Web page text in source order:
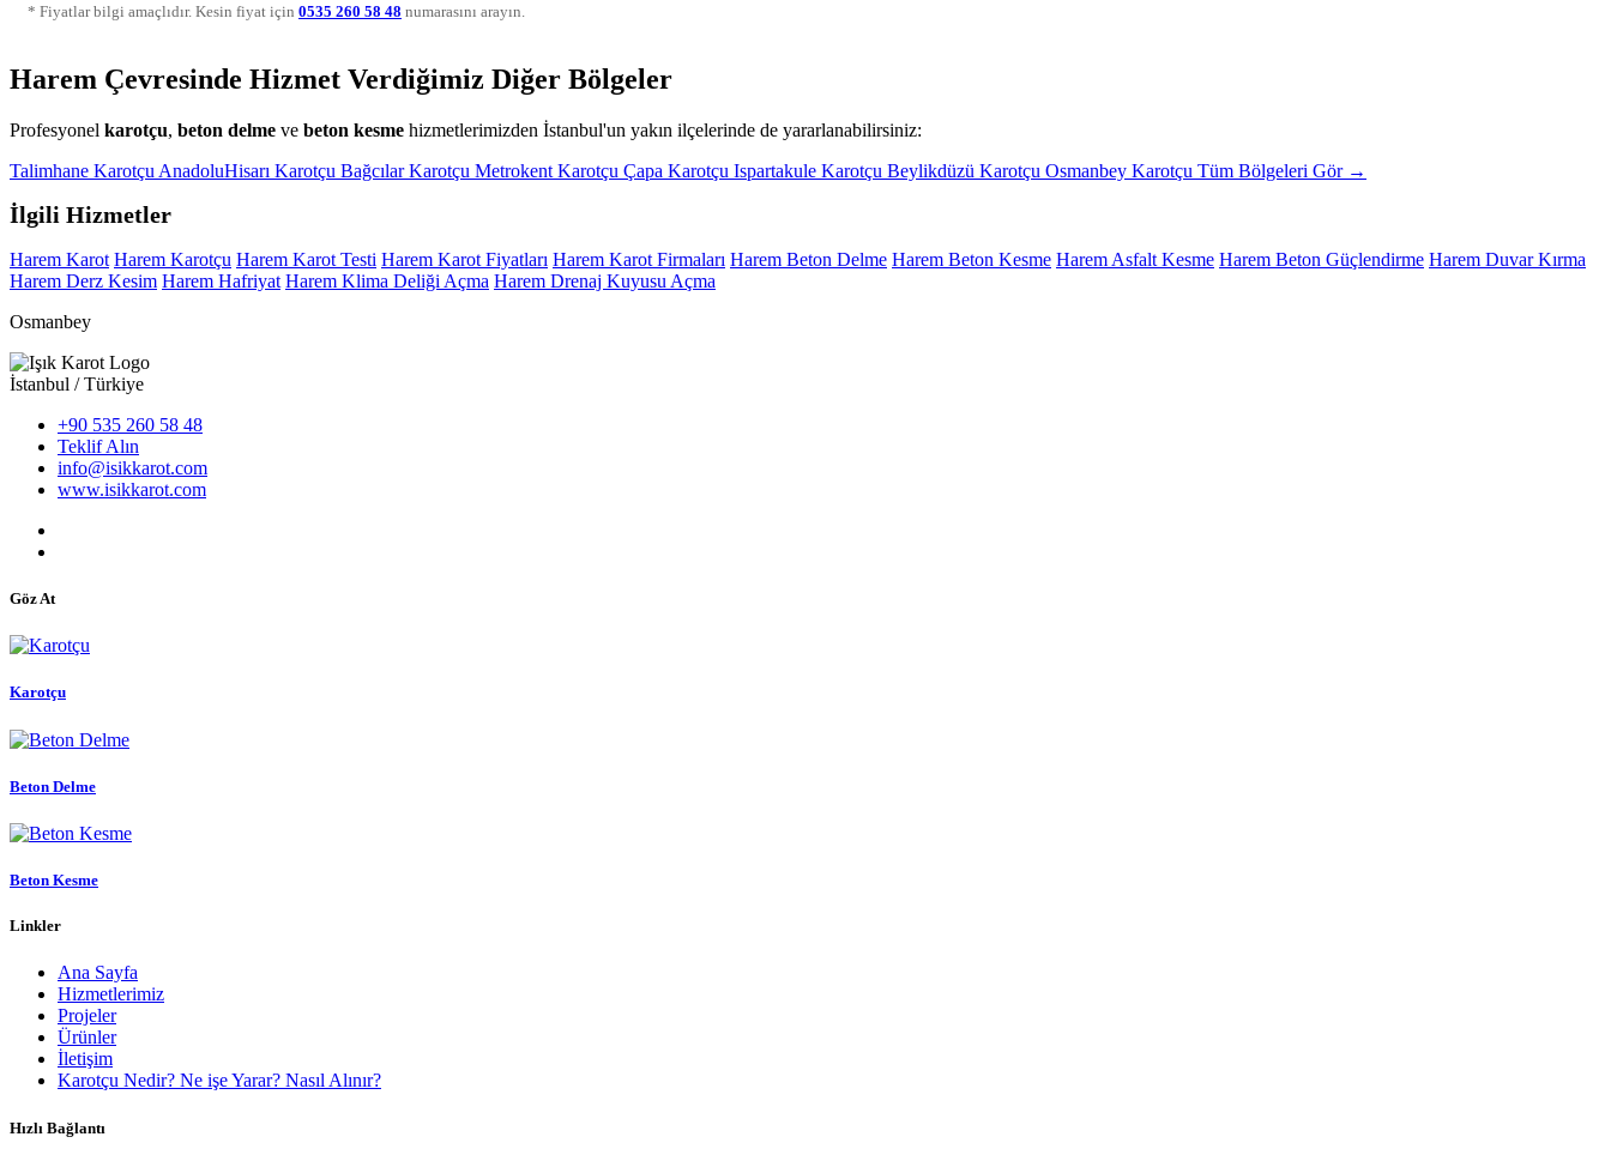
* Fiyatlar bilgi amaçlıdır. Kesin fiyat için 0535 260 58 48 numarasını arayın.
Harem Çevresinde Hizmet Verdiğimiz Diğer Bölgeler
Profesyonel karotçu, beton delme ve beton kesme hizmetlerimizden İstanbul'un yakın ilçelerinde de yararlanabilirsiniz:
Talimhane Karotçu AnadoluHisarı Karotçu Bağcılar Karotçu Metrokent Karotçu Çapa Karotçu Ispartakule Karotçu Beylikdüzü Karotçu Osmanbey Karotçu Tüm Bölgeleri Gör →
İlgili Hizmetler
Harem Karot Harem Karotçu Harem Karot Testi Harem Karot Fiyatları Harem Karot Firmaları Harem Beton Delme Harem Beton Kesme Harem Asfalt Kesme Harem Beton Güçlendirme Harem Duvar Kırma
Harem Derz Kesim Harem Hafriyat Harem Klima Deliği Açma Harem Drenaj Kuyusu Açma
Osmanbey
İstanbul / Türkiye
+90 535 260 58 48
Teklif Alın
info@isikkarot.com
www.isikkarot.com
Göz At
Karotçu
Beton Delme
Beton Kesme
Linkler
Ana Sayfa
Hizmetlerimiz
Projeler
Ürünler
İletişim
Karotçu Nedir? Ne işe Yarar? Nasıl Alınır?
Hızlı Bağlantı